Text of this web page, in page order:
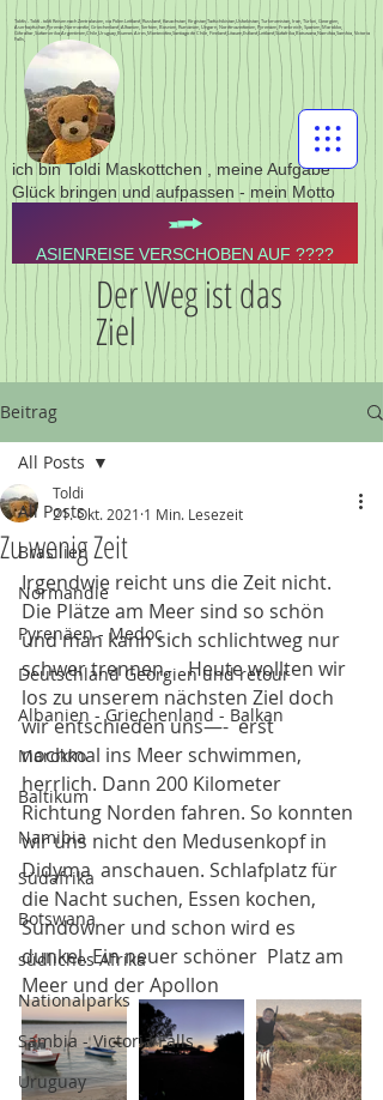
ich bin Toldi Maskottchen , meine Aufgabe
Glück bringen und aufpassen - mein Motto
Toldis - Toldi - toldi Reisen nach Zentralasien, via Polen Lettland, Russland, Kasachstan, Kirgistan,Tadschikistan,Usbekistan, Turkmenistan, Iran, Türkei, Georgien,
Aserbajdschan,Pyrenän,Normandie, Griechenland, Albanien, Serbien, Bosnien, Rumänien, Ungarn, Nordmazedonien, Pyrenäen, Frankreich, Spanien, Marokko,
Gibraltar,Südamerika,Argentinien,Chile,Uruguay,Buenos Aires,Montevideo,Santiago de Chile, Finnland,Litauen,Estland,Lettland,Südafrika,Botswana,Namibia,Sambia, Victoria
Falls,
ASIENREISE VERSCHOBEN AUF ????
Der Weg ist das
Ziel
Beitrag
All Posts
Brasilien
Normandie
Pyrenäen - Medoc
Deutschland Georgien und retour
Albanien - Griechenland - Balkan
Marokko
Baltikum
Namibia
Südafrika
Botswana
südliches Afrika
Nationalparks
Sambia - Victoria Falls
Uruguay
All Posts
Zu wenig Zeit
Toldi
21. Okt. 2021 1 Min. Lesezeit
Irgendwie reicht uns die Zeit nicht.
Die Plätze am Meer sind so schön
und man kann sich schlichtweg nur
schwer trennen.    Heute wollten wir
los zu unserem nächsten Ziel doch
wir entschieden uns—-  erst
nochmal ins Meer schwimmen,
herrlich. Dann 200 Kilometer
Richtung Norden fahren. So konnten
wir uns nicht den Medusenkopf in
Didyma  anschauen. Schlafplatz für
die Nacht suchen, Essen kochen,
Sundowner und schon wird es
dunkel. Ein neuer schöner  Platz am
Meer und der Apollon